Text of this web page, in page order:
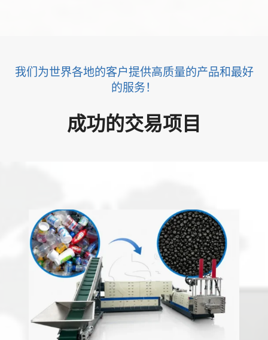
我们为世界各地的客户提供高质量的产品和最好
的服务！
成功的交易项目